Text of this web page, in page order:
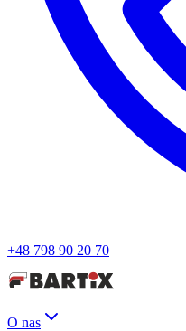
+48 798 90 20 70
O nas